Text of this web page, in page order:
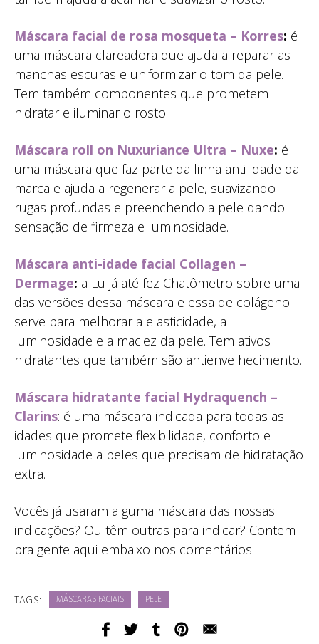
Máscara facial de rosa mosqueta – Korres: é
uma máscara clareadora que ajuda a reparar as
manchas escuras e uniformizar o tom da pele.
Tem também componentes que prometem
hidratar e iluminar o rosto.
Máscara roll on Nuxuriance Ultra – Nuxe: é
uma máscara que faz parte da linha anti-idade da
marca e ajuda a regenerar a pele, suavizando
rugas profundas e preenchendo a pele dando
sensação de firmeza e luminosidade.
Máscara anti-idade facial Collagen –
Dermage: a Lu já até fez Chatômetro sobre uma
das versões dessa máscara e essa de colágeno
serve para melhorar a elasticidade, a
luminosidade e a maciez da pele. Tem ativos
hidratantes que também são antienvelhecimento.
Máscara hidratante facial Hydraquench –
Clarins: é uma máscara indicada para todas as
idades que promete flexibilidade, conforto e
luminosidade a peles que precisam de hidratação
extra.
Vocês já usaram alguma máscara das nossas
indicações? Ou têm outras para indicar? Contem
pra gente aqui embaixo nos comentários!
TAGS: MÁSCARAS FACIAIS PELE